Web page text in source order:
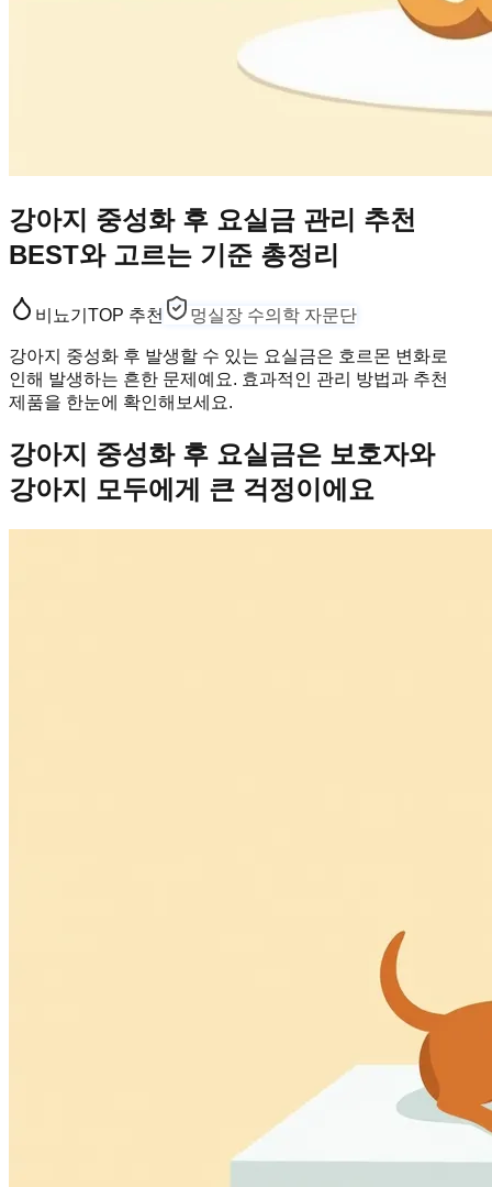
강아지 중성화 후 요실금 관리 추천
BEST와 고르는 기준 총정리
비뇨기 TOP 추천 멍실장 수의학 자문단
강아지 중성화 후 발생할 수 있는 요실금은 호르몬 변화로
인해 발생하는 흔한 문제예요. 효과적인 관리 방법과 추천
제품을 한눈에 확인해보세요.
강아지 중성화 후 요실금은 보호자와
강아지 모두에게 큰 걱정이에요